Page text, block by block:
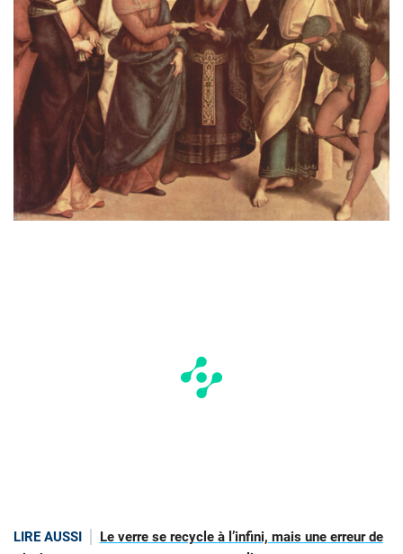
LIRE AUSSI
Le verre se recycle à l’infini, mais une erreur de